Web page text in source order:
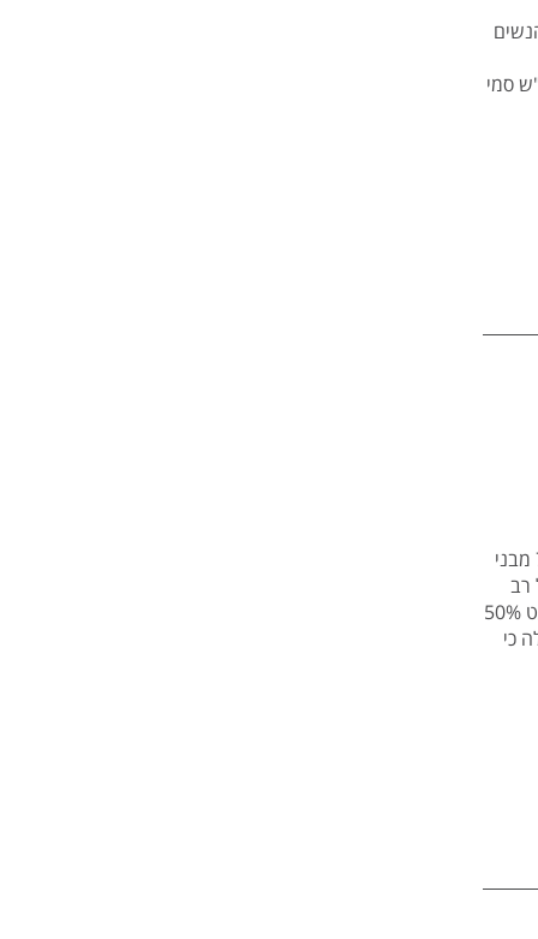
ללמוד או לעסוק בהנדסה והייטק, רק 18% מהנשים
סמי
מסקר שנערך בקרב בני נוער בגילאי 15-18 עבור חברת מי עדן עולה ש-76.6% מבני
רב
הנשאלים לעשיית ספורט חדר כושר. ענפי הספורט הבולטים הם: ריצה עם כמעט 50%
כי